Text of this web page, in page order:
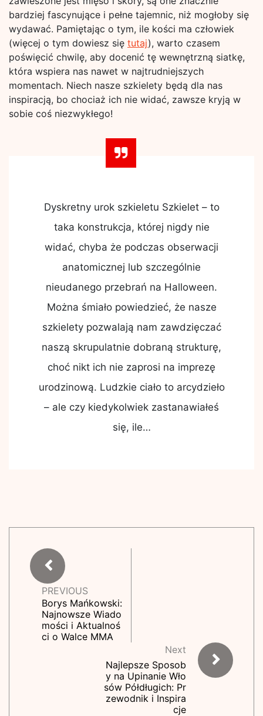
bardziej fascynujące i pełne tajemnic, niż mogłoby się
wydawać. Pamiętając o tym, ile kości ma człowiek
(więcej o tym dowiesz się tutaj), warto czasem
poświęcić chwilę, aby docenić tę wewnętrzną siatkę,
która wspiera nas nawet w najtrudniejszych
momentach. Niech nasze szkielety będą dla nas
inspiracją, bo chociaż ich nie widać, zawsze kryją w
sobie coś niezwykłego!
Dyskretny urok szkieletu Szkielet – to
taka konstrukcja, której nigdy nie
widać, chyba że podczas obserwacji
anatomicznej lub szczególnie
nieudanego przebrań na Halloween.
Można śmiało powiedzieć, że nasze
szkielety pozwalają nam zawdzięczać
naszą skrupulatnie dobraną strukturę,
choć nikt ich nie zaprosi na imprezę
urodzinową. Ludzkie ciało to arcydzieło
– ale czy kiedykolwiek zastanawiałeś
się, ile…
PREVIOUS
Borys Mańkowski:
Najnowsze Wiado
mości i Aktualnoś
ci o Walce MMA
Next
Najlepsze Sposob
y na Upinanie Wło
sów Półdługich: Pr
zewodnik i Inspira
cje